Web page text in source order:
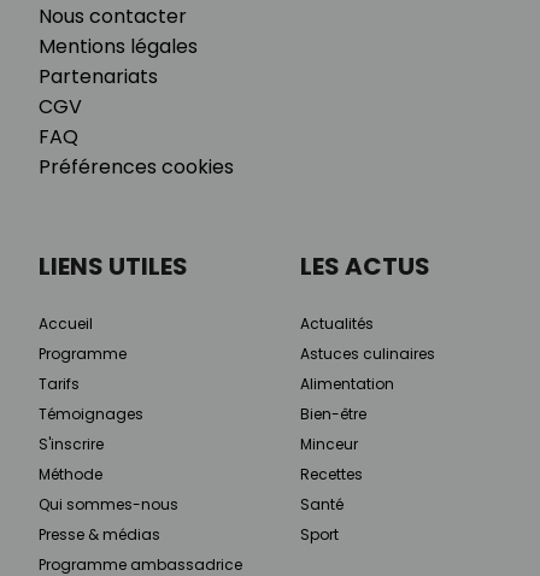
Nous contacter
Mentions légales
Partenariats
CGV
FAQ
Préférences cookies
LIENS UTILES
Accueil
Programme
Tarifs
Témoignages
S'inscrire
Méthode
Qui sommes-nous
Presse & médias
Programme ambassadrice
LES ACTUS
Actualités
Astuces culinaires
Alimentation
Bien-être
Minceur
Recettes
Santé
Sport